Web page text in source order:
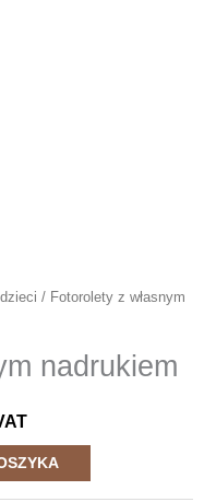
/ Fotorolety z własnym
nadrukiem